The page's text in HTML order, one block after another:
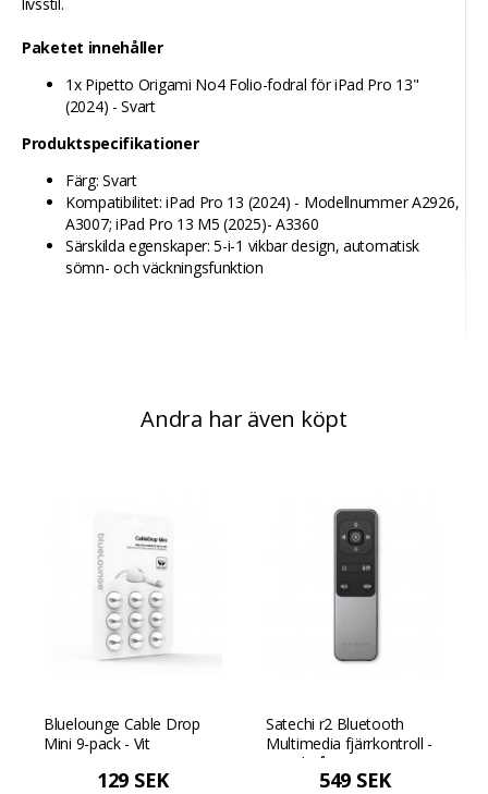
Paketet innehåller
1x Pipetto Origami No4 Folio-fodral för iPad Pro 13"
(2024) - Svart
Produktspecifikationer
Färg: Svart
Kompatibilitet: iPad Pro 13 (2024) - Modellnummer A2926,
A3007; iPad Pro 13 M5 (2025)- A3360
Särskilda egenskaper: 5-i-1 vikbar design, automatisk
sömn- och väckningsfunktion
Andra har även köpt
Bluelounge Cable Drop
Mini 9-pack - Vit
129 SEK
Satechi r2 Bluetooth
Multimedia fjärrkontroll -
Rymdgrå
549 SEK